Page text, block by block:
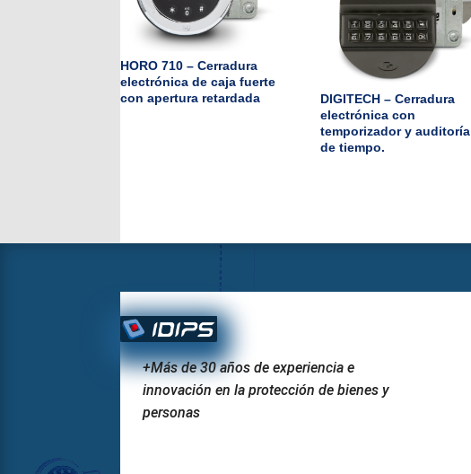
HORO 710 – Cerradura
electrónica de caja fuerte
con apertura retardada
DIGITECH – Cerradura
electrónica con
temporizador y auditoría
de tiempo.
+Más de 30 años de experiencia e
innovación en la protección de bienes y
personas